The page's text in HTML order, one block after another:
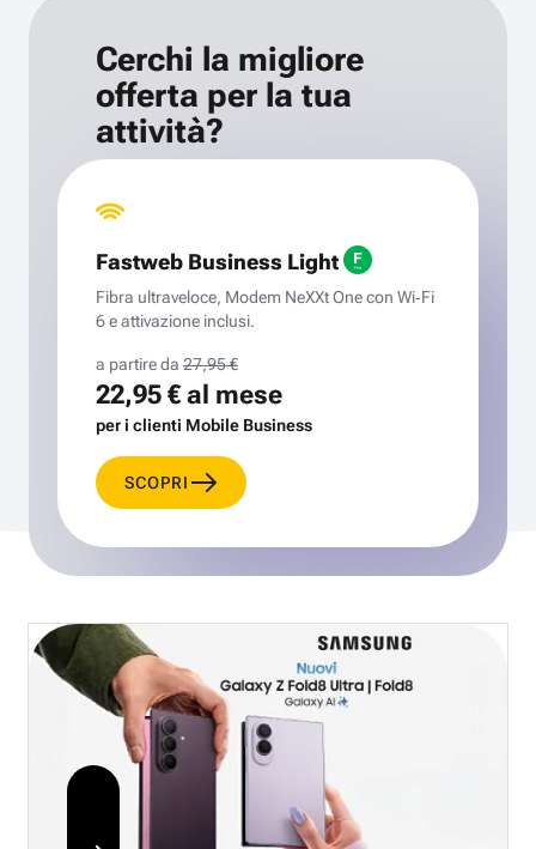
Cerchi la migliore
offerta per la tua
attività?
Fastweb Business Light
Fibra ultraveloce, Modem NeXXt One con Wi‑Fi
6 e attivazione inclusi.
a partire da 27,95 €
22,95 €al mese
per i clienti Mobile Business
SCOPRI